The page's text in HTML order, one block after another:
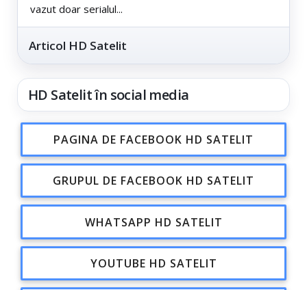
vazut doar serialul...
Articol HD Satelit
HD Satelit în social media
PAGINA DE FACEBOOK HD SATELIT
GRUPUL DE FACEBOOK HD SATELIT
WHATSAPP HD SATELIT
YOUTUBE HD SATELIT